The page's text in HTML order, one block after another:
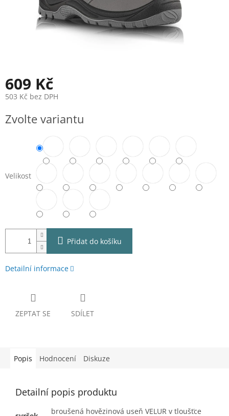
609 Kč
503 Kč bez DPH
cena:
Zvolte variantu
Velikost
Přidat do košíku
Detailní informace
ZEPTAT SE SDÍLET
Popis Hodnocení Diskuze
Detailní popis produktu
broušená hovězinová useň VELUR v tloušťce